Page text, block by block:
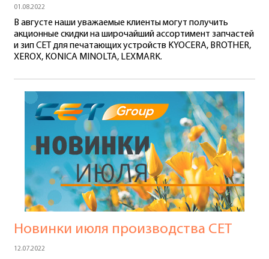
01.08.2022
В августе наши уважаемые клиенты могут получить
акционные скидки на широчайший ассортимент запчастей
и зип CET для печатающих устройств KYOCERA, BROTHER,
XEROX, KONICA MINOLTA, LEXMARK.
Новинки июля производства СЕТ
12.07.2022